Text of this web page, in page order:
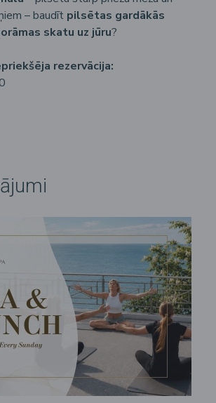
– baudīt pilsētas gardākās
skatu uz jūru?
rezervācija: